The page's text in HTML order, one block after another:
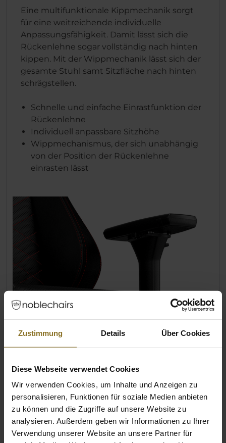
Zustimmung Details Über Cookies
Diese Webseite verwendet Cookies
Wir verwenden Cookies, um Inhalte und Anzeigen zu
personalisieren, Funktionen für soziale Medien anbieten
zu können und die Zugriffe auf unsere Website zu
analysieren. Außerdem geben wir Informationen zu Ihrer
Verwendung unserer Website an unsere Partner für
Eine multifunktionale Kippmechanik sorgt
für eine weitreichende individuelle
Anpassungsfähigkeit. Damit lässt sich die
Rückenlehne sogar vollständig nach hinten
kippen. Mit der Wippmechanik lässt sich der
gesamte Stuhl samt Sitzfläche nach hinten
schrägstellen.
Schnelle und einfache Einrastfunktion der
Rückenlehne
Individuell anpassbare Sitzhöhe
Wippmechanismus, der sich unabhängig
von der Position der Rückenlehne
einrasten lässt
GROßE ANPASSBARE 4D ARMLEHNEN
Die besonders großen 4D-Armlehnen der
HERO-Serie haben vielfältige individuelle
Einstellungsmöglichkeiten für jeden